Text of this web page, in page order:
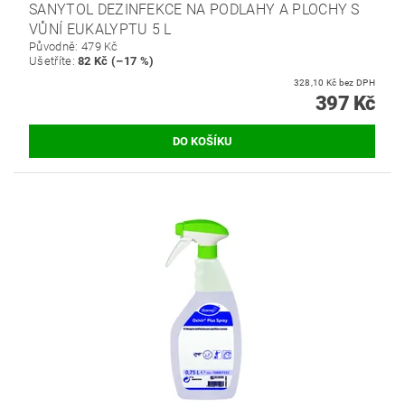
SANYTOL DEZINFEKCE NA PODLAHY A PLOCHY S
VŮNÍ EUKALYPTU 5 L
Původně: 479 Kč
Ušetříte:82 Kč (–17 %)
328,10 Kč bez DPH
397 Kč